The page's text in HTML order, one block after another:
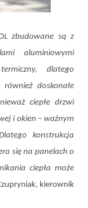
zbudowane są z
aluminiowymi
dlatego
doskonałe
ciepłe drzwi
i okien – ważnym
konstrukcja
się na panelach o
ciepła może
kierownik